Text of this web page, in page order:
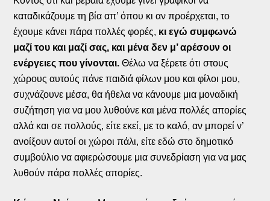
καταδικάζουμε τη βία απ’ όπου κι αν προέρχεται, το
έχουμε κάνει πάρα πολλές φορές, κι εγώ συμφωνώ
μαζί του και μαζί σας, και μένα δεν μ’ αρέσουν οι
ενέργειες που γίνονται. Θέλω να ξέρετε ότι στους
χώρους αυτούς πάνε παιδιά φίλων μου και φίλοι μου,
συχνάζουνε μέσα, θα ήθελα να κάνουμε μια μοναδική
συζήτηση για να μου λυθούνε και μένα πολλές απορίες
αλλά και σε πολλούς, είτε εκεί, με το καλό, αν μπορεί ν’
ανοίξουν αυτοί οι χώροι πάλι, είτε εδώ στο δημοτικό
συμβούλιο να αφιερώσουμε μια συνεδρίαση για να μας
λυθούν πάρα πολλές απορίες.